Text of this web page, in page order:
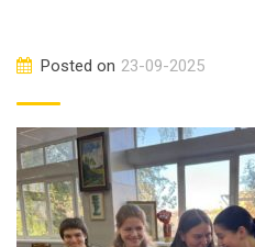
Posted on 23-09-2025